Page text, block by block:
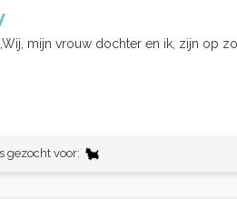
mijn vrouw dochter en ik, zijn op
gezocht voor: